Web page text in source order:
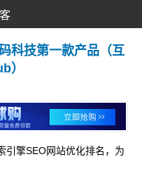
科技第一款产品（互
）
引擎SEO网站优化排名，为